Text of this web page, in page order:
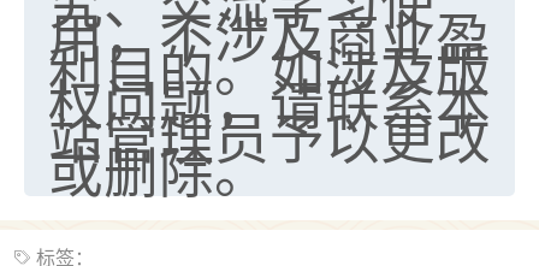
用，不涉及商业盈
利目的。如涉及版
权问题，请联系本
站管理员予以更改
或删除。
标签：